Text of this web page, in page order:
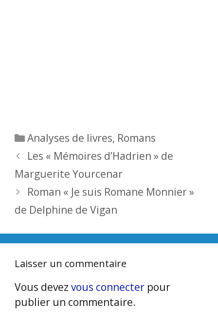
Catégories
Analyses de livres, Romans
Les « Mémoires d’Hadrien » de
Marguerite Yourcenar
Roman « Je suis Romane Monnier »
de Delphine de Vigan
Laisser un commentaire
Vous devez vous connecter pour
publier un commentaire.